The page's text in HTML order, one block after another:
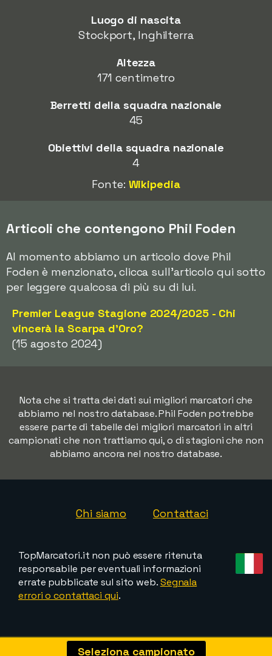
Luogo di nascita
Stockport, Inghilterra
Altezza
171 centimetro
Berretti della squadra nazionale
45
Obiettivi della squadra nazionale
4
Fonte: Wikipedia
Articoli che contengono Phil Foden
Al momento abbiamo un articolo dove Phil
Foden è menzionato, clicca sull'articolo qui sotto
per leggere qualcosa di più su di lui.
Premier League Stagione 2024/2025 - Chi
vincerà la Scarpa d'Oro?
(15 agosto 2024)
Nota che si tratta dei dati sui migliori marcatori che
abbiamo nel nostro database. Phil Foden potrebbe
essere parte di tabelle dei migliori marcatori in altri
campionati che non trattiamo qui, o di stagioni che non
abbiamo ancora nel nostro database.
Chi siamo Contattaci
TopMarcatori.it non può essere ritenuta
responsabile per eventuali informazioni
errate pubblicate sul sito web.Segnala
errori o contattaci qui.
Seleziona campionato